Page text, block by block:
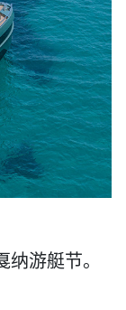
游艇节。